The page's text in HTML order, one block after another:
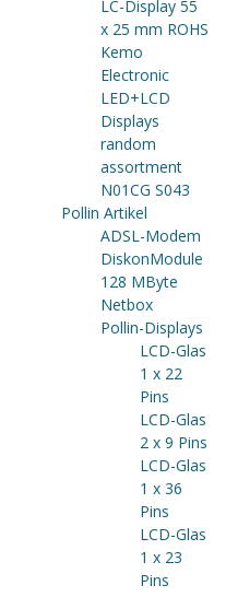
LC-Display 55
x 25 mm ROHS
Kemo
Electronic
LED+LCD
Displays
random
assortment
N01CG S043
Pollin Artikel
ADSL-Modem
DiskonModule
128 MByte
Netbox
Pollin-Displays
LCD-Glas
1 x 22
Pins
LCD-Glas
2 x 9 Pins
LCD-Glas
1 x 36
Pins
LCD-Glas
1 x 23
Pins